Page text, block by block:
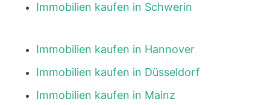
Immobilien kaufen in Schwerin
Immobilien kaufen in Hannover
Immobilien kaufen in Düsseldorf
Immobilien kaufen in Mainz